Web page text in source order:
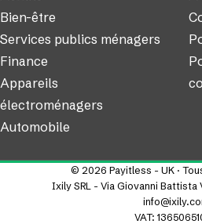
Bien-être
Services publics ménagers
Finance
Appareils
électroménagers
Automobile
© 2026 Payitless - UK ·
Ixily SRL - Via Giovanni Battista
VAT: